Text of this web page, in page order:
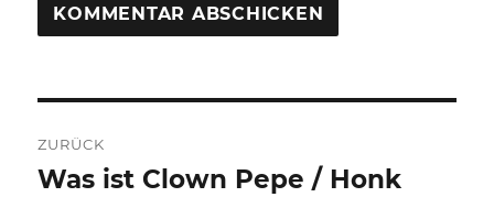
ZURÜCK
Vorheriger
Was ist Clown Pepe / Honk